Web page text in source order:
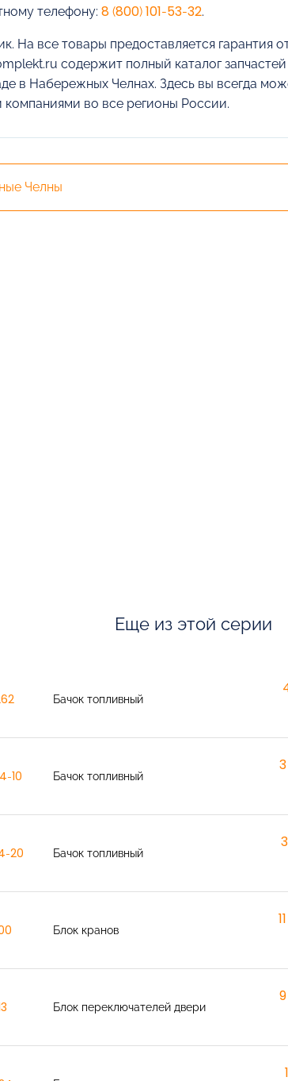
телефону: 8 (800) 101-53-32.
На все товары предоставляется гарантия
содержит полный каталог
в Набережных Челнах. Здесь вы всегда
во все регионы России.
Челны
Еще из этой серии
Бачок топливный
10 Бачок топливный
20 Бачок топливный
Блок кранов
Блок переключателей двери